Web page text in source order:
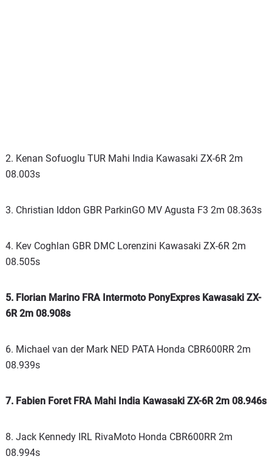
2. Kenan Sofuoglu TUR Mahi India Kawasaki ZX-6R 2m
08.003s
3. Christian Iddon GBR ParkinGO MV Agusta F3 2m 08.363s
4. Kev Coghlan GBR DMC Lorenzini Kawasaki ZX-6R 2m
08.505s
5. Florian Marino FRA Intermoto PonyExpres Kawasaki ZX-
6R 2m 08.908s
6. Michael van der Mark NED PATA Honda CBR600RR 2m
08.939s
7. Fabien Foret FRA Mahi India Kawasaki ZX-6R 2m 08.946s
8. Jack Kennedy IRL RivaMoto Honda CBR600RR 2m
08.994s